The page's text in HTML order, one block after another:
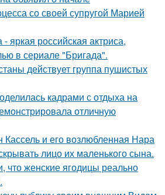
со своей супругой Марией
яркая российская актриса,
в сериале "Бригада".
действует группа пушистых
кадрами с отдыха на
отличную
Кассель и его возлюбленная Нара
лицо их маленького сына.
что женские ягодицы реально